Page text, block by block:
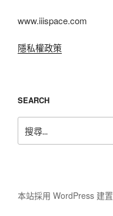
www.iiispace.com
隱私權政策
SEARCH
尋
本站採用 WordPress 建置